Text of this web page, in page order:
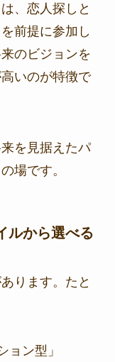
、恋人探しと
前提に参加し
のビジョンを
いのが特徴で
を見据えたパ
場です。
ルから選べる
ります。たと
ョン型」